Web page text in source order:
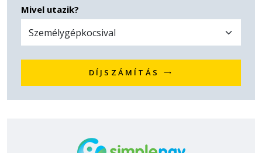
Mivel utazik?
DÍJSZÁMÍTÁS